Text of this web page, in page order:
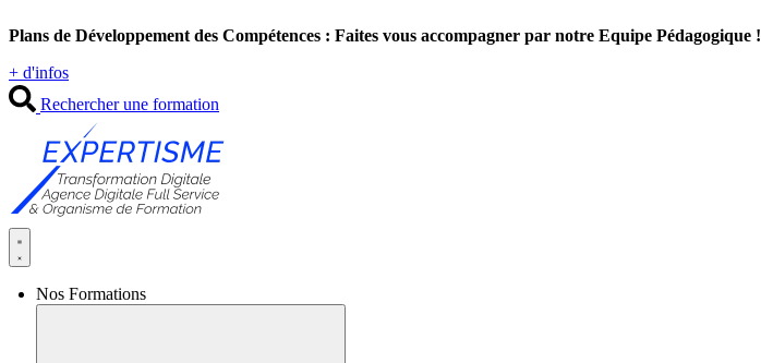
au
Plans de Développement des Compétences : Faites vous accompagner par notre Equipe Pédagogique !
+ d'infos
Rechercher une formation
Nos Formations